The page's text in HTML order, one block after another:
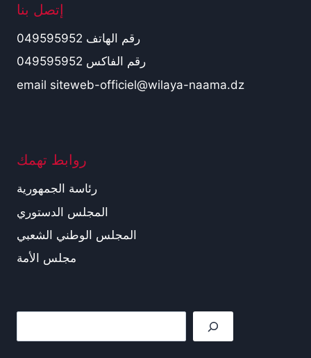
إتصل بنا
رقم الهاتف 049595952
رقم الفاكس 049595952
email siteweb-officiel@wilaya-naama.dz
روابط تهمك
رئاسة الجمهورية
المجلس الدستوري
المجلس الوطني الشعبي
مجلس الأمة